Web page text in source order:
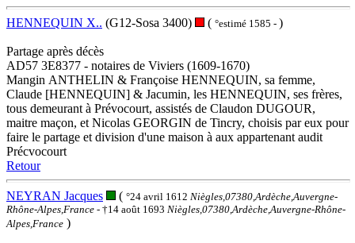
HENNEQUIN X.. (G12-Sosa 3400) ( °estimé 1585 - )
Partage après décès
AD57 3E8377 - notaires de Viviers (1609-1670)
Mangin ANTHELIN & Françoise HENNEQUIN, sa femme,
Claude [HENNEQUIN] & Jacumin, les HENNEQUIN, ses frères,
tous demeurant à Prévocourt, assistés de Claudon DUGOUR,
maitre maçon, et Nicolas GEORGIN de Tincry, choisis par eux pour
faire le partage et division d'une maison à aux appartenant audit
Précvocourt
Retour
NEYRAN Jacques ( °24 avril 1612 Niègles,07380,Ardèche,Auvergne-
Rhône-Alpes,France - †14 août 1693 Niègles,07380,Ardèche,Auvergne-Rhône-
Alpes,France )